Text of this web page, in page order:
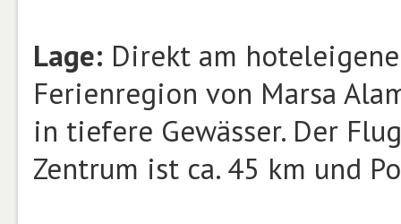
Lage: Direkt am
Ferienregion von Marsa
in tiefere Gewässer. Der
Zentrum ist ca. 45 km und